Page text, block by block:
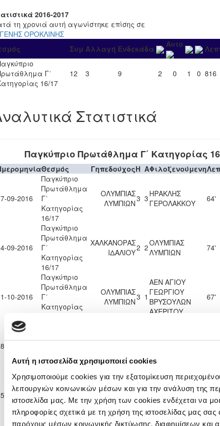
Αυτή η ιστοσελίδα χρησιμοποιεί cookies
Χρησιμοποιούμε cookies για την εξατομίκευση
λειτουργιών κοινωνικών μέσων και για την ανάλυση της
ιστοσελίδα μας. Με την χρήση των cookies ενδέχεται να
πληροφορίες σχετικά με τη χρήση της ιστοσελίδας μας
παρόχους μέσων κοινωνικής δικτύωσης, διαφημίσεων και
2016-2017
τη χρονιά αυτή αγωνίστηκε επίσης σε
ΟΡΟΚΛΙΝΗΣ
Συμ Αλλαγή Ενδεκάδα Αυτο
Γ΄
16/17
12 3 9 2 0 1 0 816
Στατιστικά
Παγκύπριο Πρωτάθλημα Γ΄ Κατηγορίας
Θεσμός ΓηπεδούχοςH AΦιλοξενούμενη
09-2016
Παγκύπριο
Πρωτάθλημα
Γ΄
Κατηγορίας
16/17
ΟΛΥΜΠΙΑΣ
ΛΥΜΠΙΩΝ3 3 ΗΡΑΚΛΗΣ
ΓΕΡΟΛΑΚΚΟΥ
64'
09-2016
Παγκύπριο
Πρωτάθλημα
Γ΄
Κατηγορίας
16/17
ΧΑΛΚΑΝΟΡΑΣ
ΙΔΑΛΙΟΥ2 2ΟΛΥΜΠΙΑΣ
ΛΥΜΠΙΩΝ
74'
10-2016
Παγκύπριο
Πρωτάθλημα
Γ΄
Κατηγορίας
ΟΛΥΜΠΙΑΣ
ΛΥΜΠΙΩΝ3 1
ΑΕΝ ΑΓΙΟΥ
ΓΕΩΡΓΙΟΥ
ΒΡΥΣΟΥΛΩΝ
ΑΧΕΡΙΤΟΥ
67'
10-2016
Κατηγορίας
16/17
2006
ΟΛΥΜΠΙΑΣ
10-2016
Παγκύπριο
Πρωτάθλημα
Κατηγορίας
16/17
ΟΛΥΜΠΙΑΣ
ΛΥΜΠΙΩΝ 2 ΠΕΓΕΙΑ 2014 44'